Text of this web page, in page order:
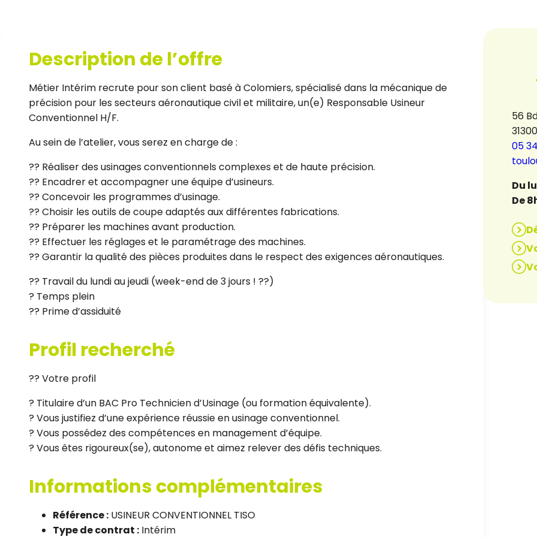
Description de l’offre
Métier Intérim recrute pour son client basé à Colomiers, spécialisé dans la mécanique de
précision pour les secteurs aéronautique civil et militaire, un(e) Responsable Usineur
Conventionnel H/F.
Au sein de l’atelier, vous serez en charge de :
?? Réaliser des usinages conventionnels complexes et de haute précision.
?? Encadrer et accompagner une équipe d’usineurs.
?? Concevoir les programmes d’usinage.
?? Choisir les outils de coupe adaptés aux différentes fabrications.
?? Préparer les machines avant production.
?? Effectuer les réglages et le paramétrage des machines.
?? Garantir la qualité des pièces produites dans le respect des exigences aéronautiques.
?? Travail du lundi au jeudi (week-end de 3 jours ! ??)
? Temps plein
?? Prime d’assiduité
Profil recherché
?? Votre profil
? Titulaire d’un BAC Pro Technicien d’Usinage (ou formation équivalente).
? Vous justifiez d’une expérience réussie en usinage conventionnel.
? Vous possédez des compétences en management d’équipe.
? Vous êtes rigoureux(se), autonome et aimez relever des défis techniques.
Informations complémentaires
Référence : USINEUR CONVENTIONNEL TISO
Type de contrat : Intérim
56
05
Du
De